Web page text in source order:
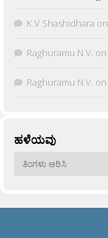
K.V Shashidhara on
Raghuramu N.V. on
Raghuramu N.V. on
ಹಳೆಯವು
ಹಳೆಯವು